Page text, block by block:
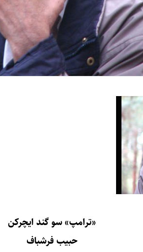
«ترامپ» سو گند ایچرکن
حبیب فرشباف